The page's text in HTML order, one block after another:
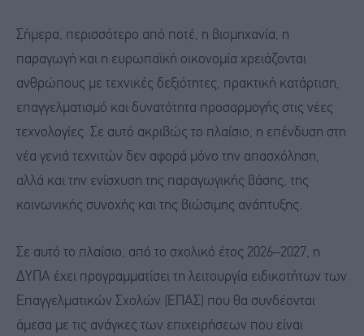
Σήμερα, περισσότερο από ποτέ, η βιομηχανία, η
παραγωγή και η ευρωπαϊκή οικονομία χρειάζονται
ανθρώπους με τεχνικές δεξιότητες, πρακτική κατάρτιση,
επαγγελματισμό και δυνατότητα προσαρμογής στις νέες
τεχνολογίες. Σε αυτό ακριβώς το πλαίσιο, η επένδυση στη
νέα γενιά τεχνιτών δεν αφορά μόνο την απασχόληση,
αλλά και την ενίσχυση της παραγωγικής βάσης, της
κοινωνικής συνοχής και της βιώσιμης ανάπτυξης.
Σε αυτό το πλαίσιο, από το σχολικό έτος 2026–2027, η
ΔΥΠΑ έχει προγραμματίσει τη λειτουργία ειδικοτήτων των
Επαγγελματικών Σχολών (ΕΠΑΣ) που θα συνδέονται
άμεσα με τις ανάγκες των επιχειρήσεων που είναι